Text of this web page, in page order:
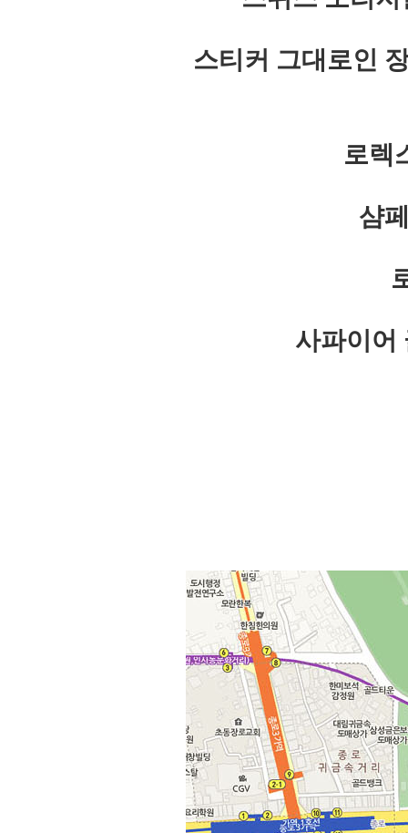
스티커 그대로인
로렉
샴
사파이어